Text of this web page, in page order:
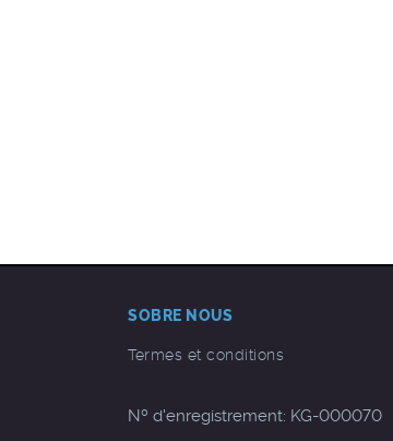
SOBRE NOUS
Termes et conditions
Nº d'enregistrement: KG-000070